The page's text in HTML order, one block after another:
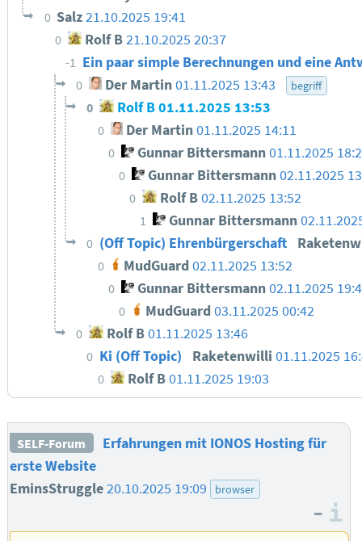
0 Salz21.10.2025 19:41
0 Rolf B21.10.2025 20:37
-1 Ein paar simple Berechnungen und eine
0 Der Martin01.11.2025 13:43 begriff
0 Rolf B01.11.2025 13:53
0 Der Martin01.11.2025 14:11
0 Gunnar Bittersmann 01.11.2025
0 Gunnar Bittersmann02.11.2025
0 Rolf B02.11.2025 13:52
1 Gunnar Bittersmann
0 (Off Topic) Ehrenbürgerschaft
0 MudGuard 02.11.2025 13:52
0 Gunnar Bittersmann 02.11.2025
0 MudGuard 03.11.2025 00:42
0 Rolf B01.11.2025 13:46
0 Ki (Off Topic) Raketenwilli01.11.2025
0 Rolf B01.11.2025 19:03
SELF-Forum
Erfahrungen mit IONOS Hosting für
erste Website
EminsStruggle20.10.2025 19:09 browser
–